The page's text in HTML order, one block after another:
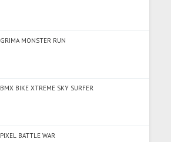
GRIMA MONSTER RUN
BMX BIKE XTREME SKY SURFER
PIXEL BATTLE WAR